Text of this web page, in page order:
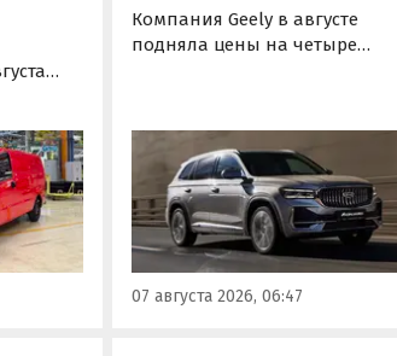
в
Компания Geely в августе
подняла цены на четыре
Okavango, а также
Coolray и Cityray во всех
комплектациях подорожали
7-50 тыс. рублей, выяснили
«Автоновости дня» в ходе
мониторинга прайс-листов
бренда.
07 августа 2026, 06:47